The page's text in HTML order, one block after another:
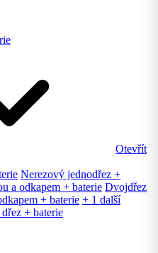
Otevřít
Nerezový jednodřez +
a odkapem + baterie Dvojdřez
+ baterie + 1 další
+ baterie